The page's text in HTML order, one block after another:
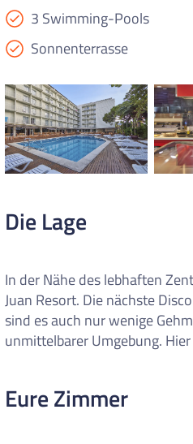
3 Swimming-Pools
Sonnenterrasse
Die Lage
In der Nähe des lebhaften
Juan Resort. Die nächste
sind es auch nur wenige
unmittelbarer Umgebung.
Eure Zimmer